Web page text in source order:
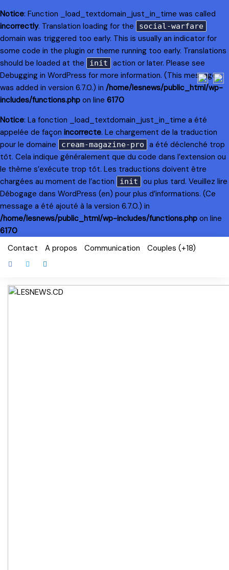
Notice: Function _load_textdomain_just_in_time was called
incorrectly. Translation loading for the social-warfare
domain was triggered too early. This is usually an indicator for
some code in the plugin or theme running too early. Translations
should be loaded at the
init
action or later. Please see
Debugging in WordPress for more information. (This message
was added in version 6.7.0.) in /home/lesnews/public_html/wp-
includes/functions.php on line 6170
Notice: La fonction _load_textdomain_just_in_time a été
appelée de façon incorrecte. Le chargement de la traduction
pour le domaine
cream-magazine-pro
a été déclenché trop
tôt. Cela indique généralement que du code dans l’extension ou
le thème s’exécute trop tôt. Les traductions doivent être
chargées au moment de l’action
init
ou plus tard. Veuillez lire
Débogage dans WordPress (en) pour plus d’informations. (Ce
message a été ajouté à la version 6.7.0.) in
/home/lesnews/public_html/wp-includes/functions.php on line
6170
Skip
content
Contact A propos Communication Couples (+18)